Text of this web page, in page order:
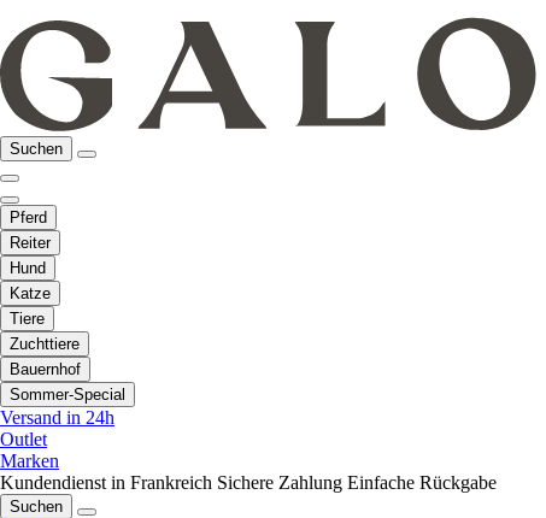
Suchen
Pferd
Reiter
Hund
Katze
Tiere
Zuchttiere
Bauernhof
Sommer-Special
Versand in 24h
Outlet
Marken
Kundendienst in Frankreich Sichere Zahlung Einfache Rückgabe
Suchen